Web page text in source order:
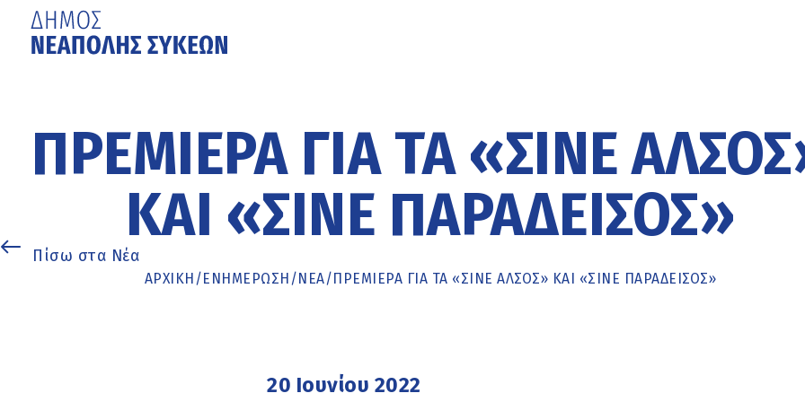
περιεχόμενο
ΠΡΕΜΙΈΡΑ ΓΙΑ ΤΑ «ΣΙΝΈ
ΚΑΙ «ΣΙΝΈ ΠΑΡΆΔΕΙΣΟΣ»
Πίσω στα Νέα
ΑΡΧΙΚΉ /ΕΝΗΜΈΡΩΣΗ /ΝΕΑ/ΠΡΕΜΙΈΡΑ ΓΙΑ ΤΑ «ΣΙΝΈ ΆΛΣΟΣ» ΚΑΙ «ΣΙΝΈ ΠΑΡΆΔΕΙΣΟΣ»
20 Ιουνίου 2022